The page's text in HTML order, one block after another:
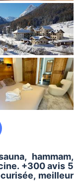
hammam,
+300 avis 5
meilleur